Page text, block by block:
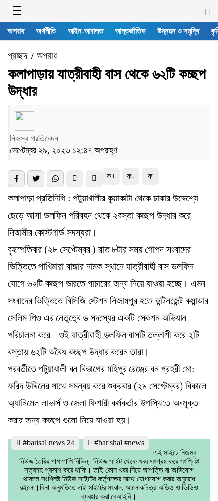
অপরাধ অর্থনীতি আইন-আদালত আন্তর্জাতিক উন্নয়ন ও সমৃদ্ধি
প্রচ্ছদ/ অপরাধ
কলাপাড়ায় যাত্রীবাহী বাস থেকে ৬২টি কচ্ছপ
উদ্ধার
নিজস্ব প্রতিবেদন
সেপ্টেম্বর ২৯, ২০২৩ ১২:৪৭ অপরাহ্ণ
ফ+ ফ- ফ
কলাপাড়া প্রতিনিধি : পটুয়াখালীর কুয়াকাটা থেকে ঢাকার উদ্দেশ্যে
ছেড়ে আসা ডলফিন পরিবহন থেকে ২বস্তা কচ্ছপ উদ্ধার করে
নিজামীর কোস্টগার্ড সদস্যরা।
বৃহস্পতিবার (২৮ সেপ্টেম্বর ) রাত ৮টার সময় গোপন সংবাদের
ভিত্তিতে পাখিমারা বাজার নামক স্থানে যাত্রীবাহী বাস ডলফিন
যোগে ৬২টি কচ্ছপ ভারতে পাচারের জন্য নিয়ে যাওয়া হচ্ছে। এমন
সংবাদের ভিত্তিতে বিসিজি স্টেশন নিজামপুর হতে কন্টিনজেন্ট কমান্ডার
সেলিম পিও এর নেতৃত্বে ৬ সদস্যের একটি সেকশন অভিযান
পরিচালনা করে। ওই যাত্রীবাহী ডলফিন বাসটি তল্লাশী করে ২টি
বস্তায় ৬২টি অবৈধ কচ্ছপ উদ্ধার করেন তারা।
পরবর্তীতে পটুয়াখালী বন বিভাগের মহিপুর রেঞ্জের বন প্রহরী মো:
ফরিদ উদ্দিনের সাথে সমন্বয় করে শুক্রবার (২৯ সেপ্টেম্বর) বিকালে
অ্যানিমেল লাভার্স ও জেলা ফিশারী কর্মকর্তার উপস্থিতে অবমুক্ত
করার জন্য কচ্ছপ গুলো নিয়ে যাওয়া হয়।
#barisal news 24
#barishal #news
এই সাইটে নিজম্ব
নিউজ তৈরির পাশাপাশি বিভিন্ন নিউজ সাইট থেকে খবর সংগ্রহ করে সংশ্লিষ্ট
সূত্রসহ প্রকাশ করে থাকি। তাই কোন খবর নিয়ে আপত্তি বা অভিযোগ
থাকলে সংশ্লিষ্ট নিউজ সাইটের কর্তৃপক্ষের সাথে যোগাযোগ করার অনুরোধ
রইলো।বিনা অনুমতিতে এই সাইটের সংবাদ, আলোকচিত্র অডিও ও ভিডিও
ব্যবহার করা বেআইনি।